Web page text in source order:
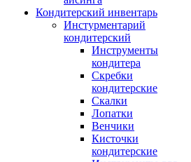
Кондитерский инвентарь
Инстурментарий
кондитерский
Инструменты
кондитера
Скребки
кондитерские
Скалки
Лопатки
Венчики
Кисточки
кондитерские